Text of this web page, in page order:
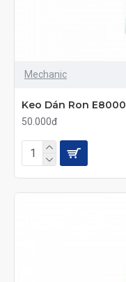
Mechanic
Keo Dán Ron E8000
50.000đ